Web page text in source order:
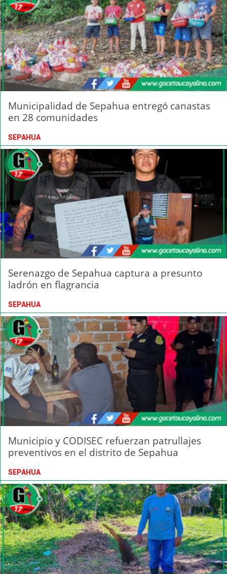
Municipalidad de Sepahua entregó canastas
en 28 comunidades
SEPAHUA
Serenazgo de Sepahua captura a presunto
ladrón en flagrancia
SEPAHUA
Municipio y CODISEC refuerzan patrullajes
preventivos en el distrito de Sepahua
SEPAHUA